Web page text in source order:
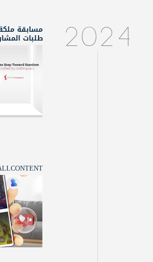
2024 طلبات